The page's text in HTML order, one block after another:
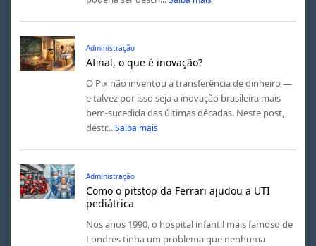
Administração
Afinal, o que é inovação?
O Pix não inventou a transferência de dinheiro —
e talvez por isso seja a inovação brasileira mais
bem-sucedida das últimas décadas. Neste post,
destr... Saiba mais
Administração
Como o pitstop da Ferrari ajudou a UTI
pediátrica
Nos anos 1990, o hospital infantil mais famoso de
Londres tinha um problema que nenhuma